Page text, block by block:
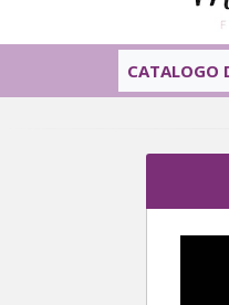
CATALOGO